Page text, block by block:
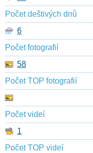
Počet deštivých dnů
6
Počet fotografií
58
Počet TOP fotografií
Počet videí
1
Počet TOP videí